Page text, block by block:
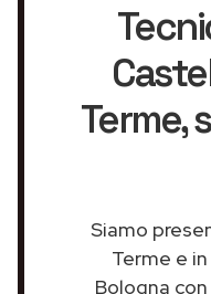
Terme,
Siamo
Terme e
Bologna